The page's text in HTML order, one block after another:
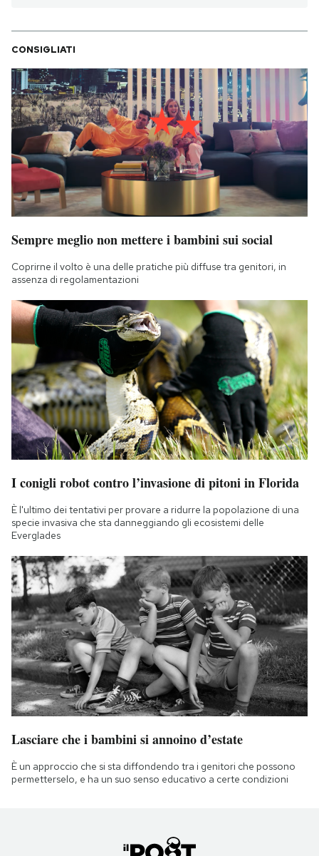
CONSIGLIATI
Sempre meglio non mettere i bambini sui social
Coprirne il volto è una delle pratiche più diffuse tra genitori, in
assenza di regolamentazioni
I conigli robot contro l’invasione di pitoni in Florida
È l'ultimo dei tentativi per provare a ridurre la popolazione di una
specie invasiva che sta danneggiando gli ecosistemi delle
Everglades
Lasciare che i bambini si annoino d’estate
È un approccio che si sta diffondendo tra i genitori che possono
permetterselo, e ha un suo senso educativo a certe condizioni